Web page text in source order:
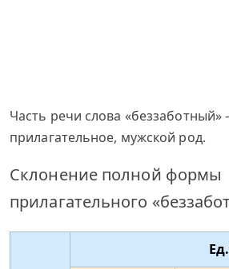
Часть речи слова
прилагательное, мужской род.
Склонение полной формы
прилагательного